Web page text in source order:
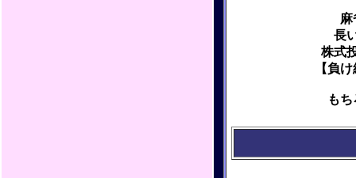
麻
長
株式
【負
も